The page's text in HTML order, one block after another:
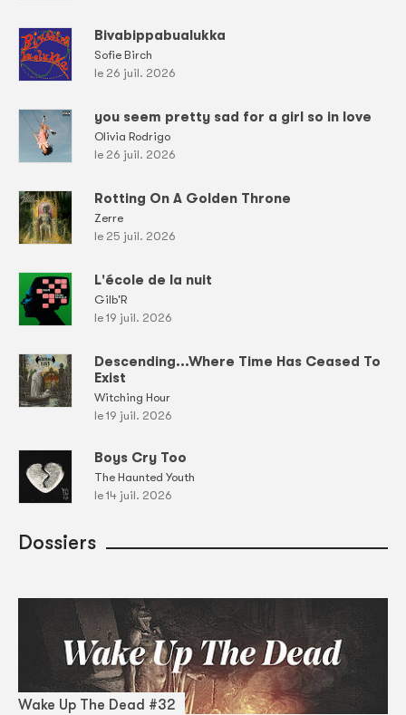
Bivabippabualukka
Sofie Birch
le 26 juil. 2026
you seem pretty sad for a girl so in love
Olivia Rodrigo
le 26 juil. 2026
Rotting On A Golden Throne
Zerre
le 25 juil. 2026
L'école de la nuit
Gilb'R
le 19 juil. 2026
Descending...Where Time Has Ceased To
Exist
Witching Hour
le 19 juil. 2026
Boys Cry Too
The Haunted Youth
le 14 juil. 2026
Dossiers
Wake Up The Dead #32